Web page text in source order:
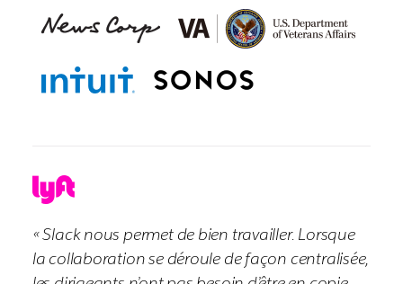
« Slack nous permet de bien travailler. Lorsque
la collaboration se déroule de façon centralisée,